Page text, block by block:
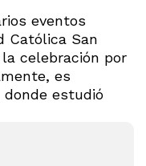
eventos
Católica San
celebración por
es
estudió